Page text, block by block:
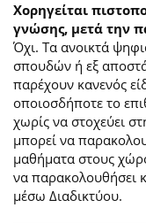
Χορηγείται
γνώσης, μετά την
Όχι. Τα ανοικτά
σπουδών ή εξ
παρέχουν κανενός
οποιοσδήποτε το
χωρίς να στοχεύει
μπορεί να
μαθήματα στους
να παρακολουθήσει
μέσω Διαδικτύου.